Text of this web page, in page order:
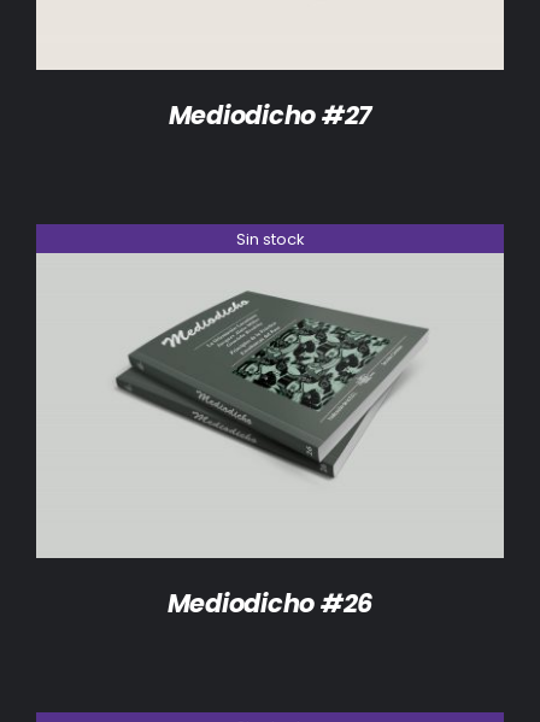
Mediodicho #27
Sin stock
DETALLES
Mediodicho #26